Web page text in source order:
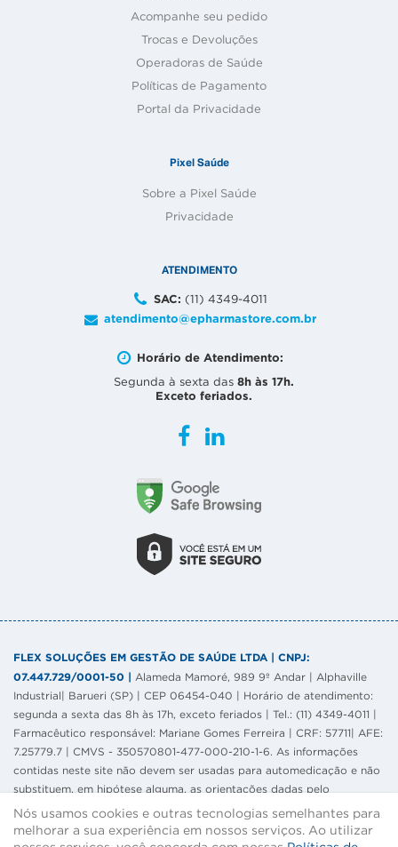
Acompanhe seu pedido
Trocas e Devoluções
Operadoras de Saúde
Políticas de Pagamento
Portal da Privacidade
Pixel Saúde
Sobre a Pixel Saúde
Privacidade
ATENDIMENTO
SAC: (11) 4349-4011
atendimento@epharmastore.com.br
Horário de Atendimento:
Segunda à sexta das 8h às 17h.
Exceto feriados.
FacebookLinkedin
FLEX SOLUÇÕES EM GESTÃO DE SAÚDE LTDA | CNPJ:
07.447.729/0001-50 | Alameda Mamoré, 989 9º Andar | Alphaville
Industrial| Barueri (SP) | CEP 06454-040 | Horário de atendimento:
segunda a sexta das 8h às 17h, exceto feriados | Tel.: (11) 4349-4011 |
Farmacêutico responsável: Mariane Gomes Ferreira | CRF: 57711| AFE:
7.25779.7 | CMVS - 350570801-477-000-210-1-6. As informações
contidas neste site não devem ser usadas para automedicação e não
substituem, em hipótese alguma, as orientações dadas pelo
profissional da área médica. Somente o médico está apto a
diagnosticar qualquer problema de saúde e prescrever o tratamento
Nós usamos cookies e outras tecnologias semelhantes para
melhorar a sua experiência em nossos serviços. Ao utilizar